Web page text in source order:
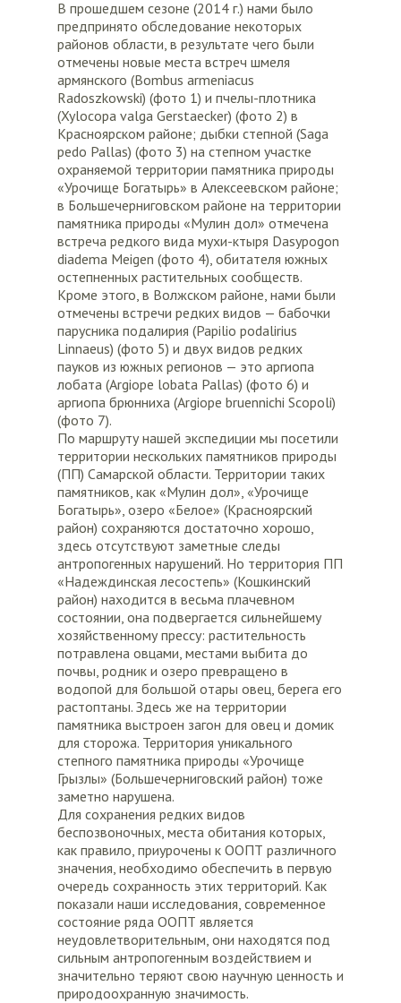
В прошедшем сезоне (2014 г.) нами было
предпринято обследование некоторых
районов области, в результате чего были
отмечены новые места встреч шмеля
армянского (Bombus armeniacus
Radoszkowski) (фото 1) и пчелы-плотника
(Xylocopa valga Gerstaecker) (фото 2) в
Красноярском районе; дыбки степной (Saga
pedo Pallas) (фото 3) на степном участке
охраняемой территории памятника природы
«Урочище Богатырь» в Алексеевском районе;
в Большечерниговском районе на территории
памятника природы «Мулин дол» отмечена
встреча редкого вида мухи-ктыря Dasypogon
diadema Meigen (фото 4), обитателя южных
остепненных растительных сообществ.
Кроме этого, в Волжском районе, нами были
отмечены встречи редких видов — бабочки
парусника подалирия (Papilio podalirius
Linnaeus) (фото 5) и двух видов редких
пауков из южных регионов — это аргиопа
лобата (Argiope lobata Pallas) (фото 6) и
аргиопа брюнниха (Argiope bruennichi Scopoli)
(фото 7).
По маршруту нашей экспедиции мы посетили
территории нескольких памятников природы
(ПП) Самарской области. Территории таких
памятников, как «Мулин дол», «Урочище
Богатырь», озеро «Белое» (Красноярский
район) сохраняются достаточно хорошо,
здесь отсутствуют заметные следы
антропогенных нарушений. Но территория ПП
«Надеждинская лесостепь» (Кошкинский
район) находится в весьма плачевном
состоянии, она подвергается сильнейшему
хозяйственному прессу: растительность
потравлена овцами, местами выбита до
почвы, родник и озеро превращено в
водопой для большой отары овец, берега его
растоптаны. Здесь же на территории
памятника выстроен загон для овец и домик
для сторожа. Территория уникального
степного памятника природы «Урочище
Грызлы» (Большечерниговский район) тоже
заметно нарушена.
Для сохранения редких видов
беспозвоночных, места обитания которых,
как правило, приурочены к ООПТ различного
значения, необходимо обеспечить в первую
очередь сохранность этих территорий. Как
показали наши исследования, современное
состояние ряда ООПТ является
неудовлетворительным, они находятся под
сильным антропогенным воздействием и
значительно теряют свою научную ценность и
природоохранную значимость.